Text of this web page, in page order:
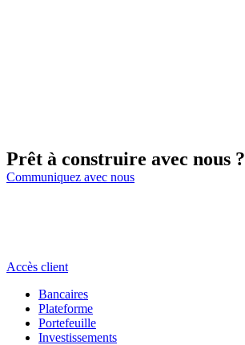
Prêt à construire avec nous ?
Communiquez avec nous
Accès client
Bancaires
Plateforme
Portefeuille
Investissements